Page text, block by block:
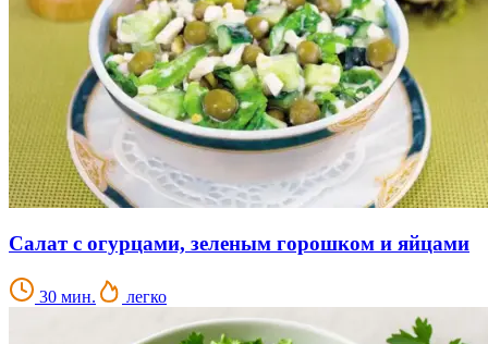
Салат с огурцами, зеленым горошком и яйцами
30 мин. легко